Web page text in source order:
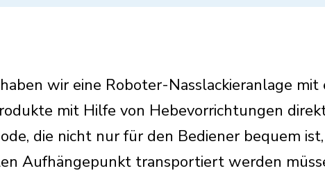
wir eine Roboter-Nasslackieranlage mit
mit Hilfe von Hebevorrichtungen
die nicht nur für den Bediener bequem
Aufhängepunkt transportiert werden